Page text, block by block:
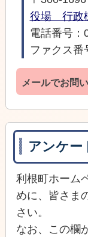
役場 行政
電話番号：
ファクス番
メールでお問
アンケー
利根町ホーム
めに、皆さま
さい。
なお、この欄